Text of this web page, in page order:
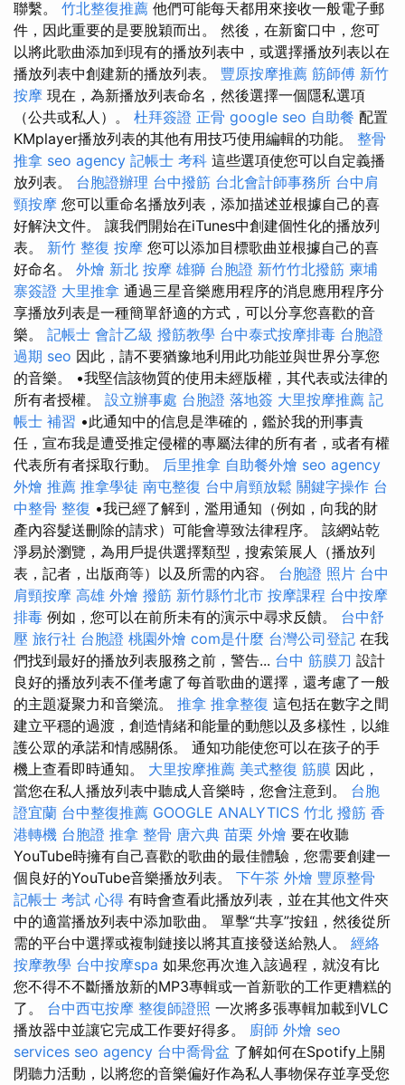
聯繫。 竹北整復推薦 他們可能每天都用來接收一般電子郵
件，因此重要的是要脫穎而出。 然後，在新窗口中，您可
以將此歌曲添加到現有的播放列表中，或選擇播放列表以在
播放列表中創建新的播放列表。 豐原按摩推薦 筋師傅 新竹
按摩 現在，為新播放列表命名，然後選擇一個隱私選項
（公共或私人）。 杜拜簽證 正骨 google seo 自助餐 配置
KMplayer播放列表的其他有用技巧使用編輯的功能。 整骨
推拿 seo agency 記帳士 考科 這些選項使您可以自定義播
放列表。 台胞證辦理 台中撥筋 台北會計師事務所 台中肩
頸按摩 您可以重命名播放列表，添加描述並根據自己的喜
好解決文件。 讓我們開始在iTunes中創建個性化的播放列
表。 新竹 整復 按摩 您可以添加目標歌曲並根據自己的喜
好命名。 外燴 新北 按摩 雄獅 台胞證 新竹竹北撥筋 柬埔
寨簽證 大里推拿 通過三星音樂應用程序的消息應用程序分
享播放列表是一種簡單舒適的方式，可以分享您喜歡的音
樂。 記帳士 會計乙級 撥筋教學 台中泰式按摩排毒 台胞證
過期 seo 因此，請不要猶豫地利用此功能並與世界分享您
的音樂。 •我堅信該物質的使用未經版權，其代表或法律的
所有者授權。 設立辦事處 台胞證 落地簽 大里按摩推薦 記
帳士 補習 •此通知中的信息是準確的，鑑於我的刑事責
任，宣布我是遭受推定侵權的專屬法律的所有者，或者有權
代表所有者採取行動。 后里推拿 自助餐外燴 seo agency
外燴 推薦 推拿學徒 南屯整復 台中肩頸放鬆 關鍵字操作 台
中整骨 整復 •我已經了解到，濫用通知（例如，向我的財
產內容髮送刪除的請求）可能會導致法律程序。 該網站乾
淨易於瀏覽，為用戶提供選擇類型，搜索策展人（播放列
表，記者，出版商等）以及所需的內容。 台胞證 照片 台中
肩頸按摩 高雄 外燴 撥筋 新竹縣竹北市 按摩課程 台中按摩
排毒 例如，您可以在前所未有的演示中尋求反饋。 台中舒
壓 旅行社 台胞證 桃園外燴 com是什麼 台灣公司登記 在我
們找到最好的播放列表服務之前，警告... 台中 筋膜刀 設計
良好的播放列表不僅考慮了每首歌曲的選擇，還考慮了一般
的主題凝聚力和音樂流。 推拿 推拿整復 這包括在數字之間
建立平穩的過渡，創造情緒和能量的動態以及多樣性，以維
護公眾的承諾和情感關係。 通知功能使您可以在孩子的手
機上查看即時通知。 大里按摩推薦 美式整復 筋膜 因此，
當您在私人播放列表中聽成人音樂時，您會注意到。 台胞
證宜蘭 台中整復推薦 GOOGLE ANALYTICS 竹北 撥筋 香
港轉機 台胞證 推拿 整骨 唐六典 苗栗 外燴 要在收聽
YouTube時擁有自己喜歡的歌曲的最佳體驗，您需要創建一
個良好的YouTube音樂播放列表。 下午茶 外燴 豐原整骨
記帳士 考試 心得 有時會查看此播放列表，並在其他文件夾
中的適當播放列表中添加歌曲。 單擊“共享”按鈕，然後從所
需的平台中選擇或複制鏈接以將其直接發送給熟人。 經絡
按摩教學 台中按摩spa 如果您再次進入該過程，就沒有比
您不得不不斷播放新的MP3專輯或一首新歌的工作更糟糕的
了。 台中西屯按摩 整復師證照 一次將多張專輯加載到VLC
播放器中並讓它完成工作要好得多。 廚師 外燴 seo
services seo agency 台中喬骨盆 了解如何在Spotify上關
閉聽力活動，以將您的音樂偏好作為私人事物保存並享受您